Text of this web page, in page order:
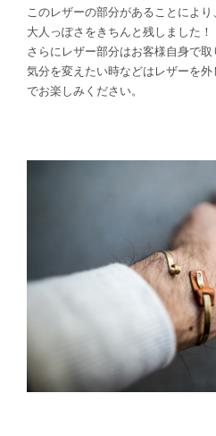
このレザーの部分があることによ
大人っぽさをきちんと残しました！
さらにレザー部分はお客様自身で
気分を変えたい時などはレザーを
でお楽しみください。